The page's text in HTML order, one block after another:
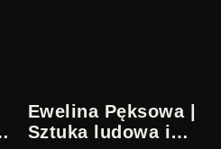
Ewelina Pęksowa |
Sztuka ludowa i